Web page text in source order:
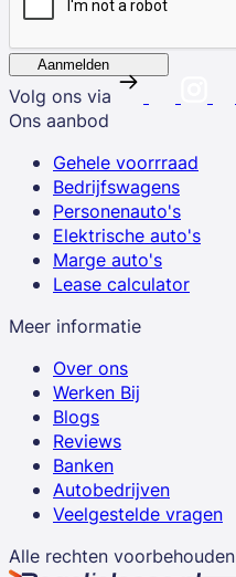
Aanmelden
Volg ons via
Ons aanbod
Gehele voorrraad
Bedrijfswagens
Personenauto's
Elektrische auto's
Marge auto's
Lease calculator
Meer informatie
Over ons
Werken Bij
Blogs
Reviews
Banken
Autobedrijven
Veelgestelde vragen
Alle rechten voorbehouden